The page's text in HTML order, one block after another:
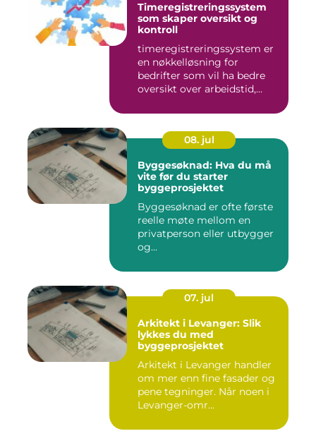
Timeregistreringssystem
som skaper oversikt og
kontroll
timeregistreringssystem er
en nøkkelløsning for
bedrifter som vil ha bedre
oversikt over arbeidstid,...
08. jul
Byggesøknad: Hva du må
vite før du starter
byggeprosjektet
Byggesøknad er ofte første
reelle møte mellom en
privatperson eller utbygger
og...
07. jul
Arkitekt i Levanger: Slik
lykkes du med
byggeprosjektet
Arkitekt i Levanger handler
om mer enn fine fasader og
pene tegninger. Når noen i
Levanger-omr...